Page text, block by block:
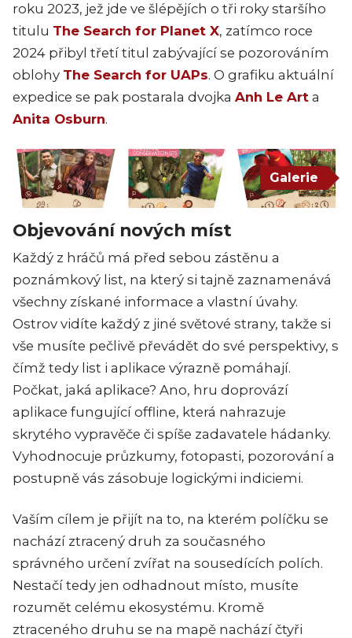
roku 2023, jež jde ve šlépějích o tři roky staršího
titulu The Search for Planet X, zatímco roce
2024 přibyl třetí titul zabývající se pozorováním
oblohy The Search for UAPs. O grafiku aktuální
expedice se pak postarala dvojka Anh Le Art a
Anita Osburn.
Galerie
Objevování nových míst
Každý z hráčů má před sebou zástěnu a
poznámkový list, na který si tajně zaznamenává
všechny získané informace a vlastní úvahy.
Ostrov vidíte každý z jiné světové strany, takže si
vše musíte pečlivě převádět do své perspektivy, s
čímž tedy list i aplikace výrazně pomáhají.
Počkat, jaká aplikace? Ano, hru doprovází
aplikace fungující offline, která nahrazuje
skrytého vypravěče či spíše zadavatele hádanky.
Vyhodnocuje průzkumy, fotopasti, pozorování a
postupně vás zásobuje logickými indiciemi.
Vaším cílem je přijít na to, na kterém políčku se
nachází ztracený druh za současného
správného určení zvířat na sousedících polích.
Nestačí tedy jen odhadnout místo, musíte
rozumět celému ekosystému. Kromě
ztraceného druhu se na mapě nachází čtyři